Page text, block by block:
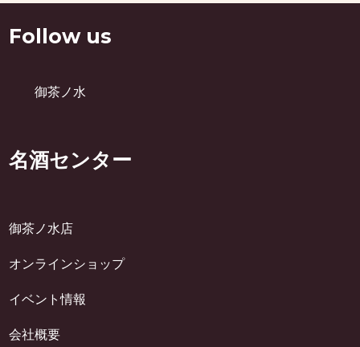
Follow us
御茶ノ水
名酒センター
御茶ノ水店
オンラインショップ
イベント情報
会社概要